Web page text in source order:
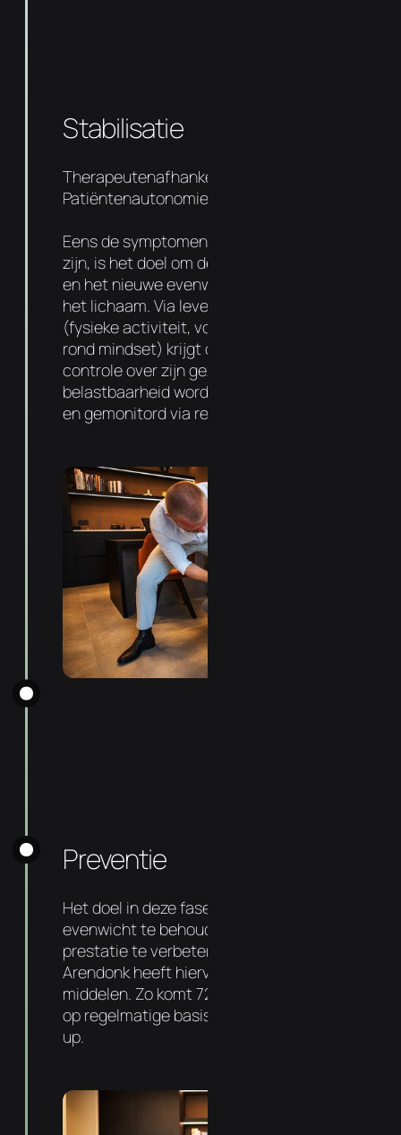
Stabilisatie
Therapeutenafhankelijkheid 50%
Patiëntenautonomie 50%
Eens de symptomen en oorzaak aangepakt
zijn, is het doel om de basis sterker te maken
en het nieuwe evenwicht te verankeren in
het lichaam. Via levensstijl aanpassingen
(fysieke activiteit, voedingsadvies entips
rond mindset) krijgt de patiënt meer
controle over zijn gezondheid. De
belastbaarheid wordt progressief verhoogd
en gemonitord via regelmatige follow-ups.
Preventie
Het doel in deze fase is om dit nieuwe
evenwicht te behouden, gezondheid en
prestatie te verbeteren. Uw chiropractor in
Arendonk heeft hiervoor de juiste kennis en
middelen. Zo komt 72% van onze patiënten
op regelmatige basis langs voor een check-
up.